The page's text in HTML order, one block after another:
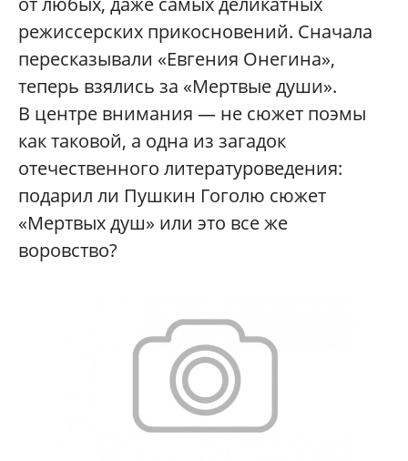
режиссерских прикосновений. Сначала
пересказывали «Евгения Онегина»,
теперь взялись за «Мертвые души».
В центре внимания — не сюжет поэмы
как таковой, а одна из загадок
отечественного литературоведения:
подарил ли Пушкин Гоголю сюжет
«Мертвых душ» или это все же
воровство?